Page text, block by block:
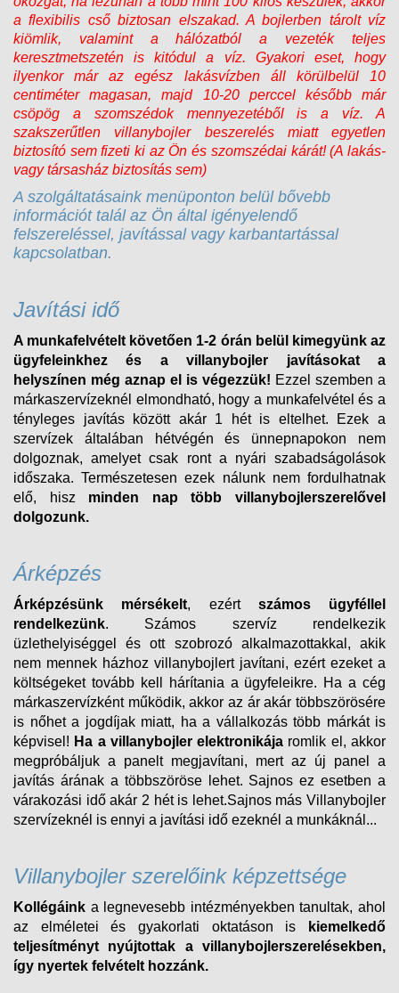
a flexibilis cső biztosan elszakad. A bojlerben tárolt víz
kiömlik, valamint a hálózatból a vezeték teljes
keresztmetszetén is kitódul a víz. Gyakori eset, hogy
ilyenkor már az egész lakásvízben áll körülbelül 10
centiméter magasan, majd 10-20 perccel később már
csöpög a szomszédok mennyezetéből is a víz. A
szakszerűtlen villanybojler beszerelés miatt egyetlen
biztosító sem fizeti ki az Ön és szomszédai kárát! (A lakás-
vagy társasház biztosítás sem)
A szolgáltatásaink menüponton belül bővebb
információt talál az Ön által igényelendő
felszereléssel, javítással vagy karbantartással
kapcsolatban.
Javítási idő
A munkafelvételt követően 1-2 órán belül kimegyünk az
ügyfeleinkhez és a villanybojler javításokat a
helyszínen még aznap el is végezzük! Ezzel szemben a
márkaszervízeknél elmondható, hogy a munkafelvétel és a
tényleges javítás között akár 1 hét is eltelhet. Ezek a
szervízek általában hétvégén és ünnepnapokon nem
dolgoznak, amelyet csak ront a nyári szabadságolások
időszaka. Természetesen ezek nálunk nem fordulhatnak
elő, hisz minden nap több villanybojlerszerelővel
dolgozunk.
Árképzés
Árképzésünk mérsékelt, ezért számos ügyféllel
rendelkezünk. Számos szervíz rendelkezik
üzlethelyiséggel és ott szobrozó alkalmazottakkal, akik
nem mennek házhoz villanybojlert javítani, ezért ezeket a
költségeket tovább kell hárítania a ügyfeleikre. Ha a cég
márkaszervízként működik, akkor az ár akár többszörösére
is nőhet a jogdíjak miatt, ha a vállalkozás több márkát is
képvisel! Ha a villanybojler elektronikája romlik el, akkor
megpróbáljuk a panelt megjavítani, mert az új panel a
javítás árának a többszöröse lehet. Sajnos ez esetben a
várakozási idő akár 2 hét is lehet.Sajnos más Villanybojler
szervízeknél is ennyi a javítási idő ezeknél a munkáknál...
Villanybojler szerelőink képzettsége
Kollégáink a legnevesebb intézményekben tanultak, ahol
az elméletei és gyakorlati oktatáson is kiemelkedő
teljesítményt nyújtottak a villanybojlerszerelésekben,
így nyertek felvételt hozzánk.